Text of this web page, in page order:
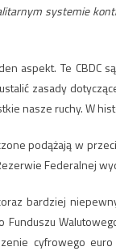
systemie
aspekt. Te CBDC
zasady
nasze ruchy. W
podążają w
Federalnej
bardziej
cyfrowego